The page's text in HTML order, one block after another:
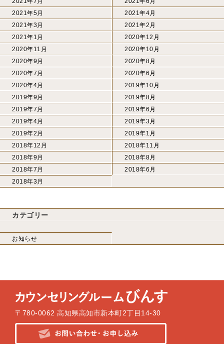
2021年5月
2021年4月
2021年3月
2021年2月
2021年1月
2020年12月
2020年11月
2020年10月
2020年9月
2020年8月
2020年7月
2020年6月
2020年4月
2019年10月
2019年9月
2019年8月
2019年7月
2019年6月
2019年4月
2019年3月
2019年2月
2019年1月
2018年12月
2018年11月
2018年9月
2018年8月
2018年7月
2018年6月
2018年3月
カテゴリー
お知らせ
〒780-0062 高知県高知市新本町2丁目14-30